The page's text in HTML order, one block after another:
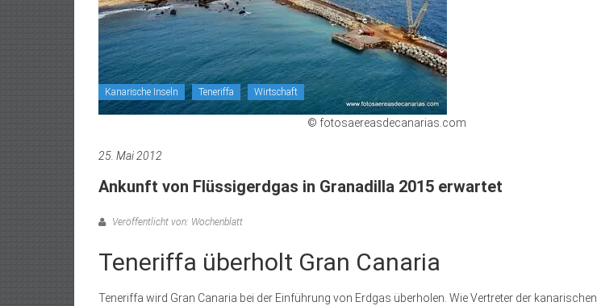
Kanarische Inseln Teneriffa Wirtschaft
© fotosaereasdecanarias.com
25. Mai 2012
Ankunft von Flüssigerdgas in Granadilla 2015 erwartet
Veröffentlicht von: Wochenblatt
Teneriffa überholt Gran Canaria
Teneriffa wird Gran Canaria bei der Einführung von Erdgas überholen. Wie Vertreter der kanarischen